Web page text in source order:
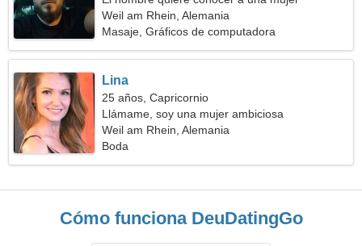
Weil am Rhein, Alemania
Masaje, Gráficos de computadora
Lina
25 años, Capricornio
Llámame, soy una mujer ambiciosa
Weil am Rhein, Alemania
Boda
Cómo funciona DeuDatingGo